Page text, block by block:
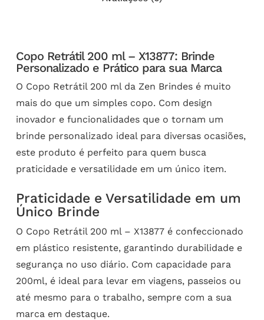
Copo Retrátil 200 ml – X13877: Brinde
Personalizado e Prático para sua Marca
O Copo Retrátil 200 ml da Zen Brindes é muito
mais do que um simples copo. Com design
inovador e funcionalidades que o tornam um
brinde personalizado ideal para diversas ocasiões,
este produto é perfeito para quem busca
praticidade e versatilidade em um único item.
Praticidade e Versatilidade em um
Único Brinde
O Copo Retrátil 200 ml – X13877 é confeccionado
em plástico resistente, garantindo durabilidade e
segurança no uso diário. Com capacidade para
200ml, é ideal para levar em viagens, passeios ou
até mesmo para o trabalho, sempre com a sua
marca em destaque.